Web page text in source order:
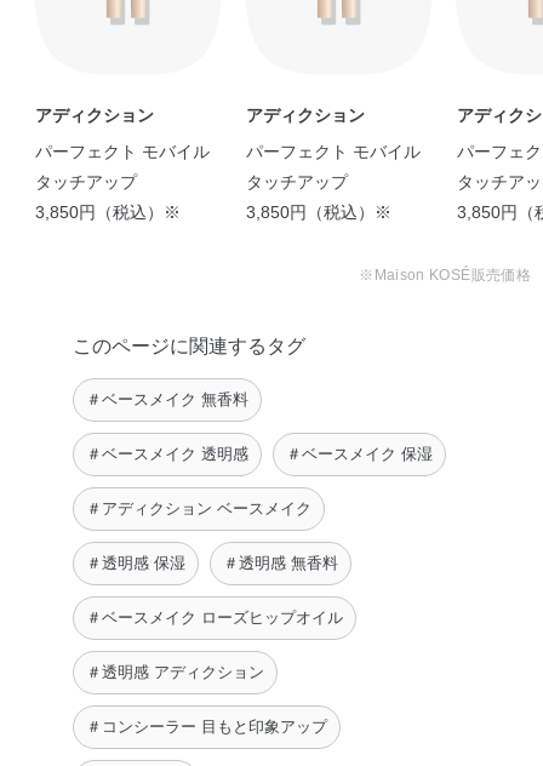
ク・トリエトキシカプリリルシラン・トリプロピレングリ
化チタン・酸化鉄
アディクション
パーフェクト モバイル
タッチアップ
3,850円（税込）※
アディクション
パーフェクト モバイル
タッチアップ
3,850円（税込）※
アディク
パーフェ
タッチア
3,850円（
※Maison KOSÉ販売価格
このページに関連するタグ
＃ベースメイク 無香料
＃ベースメイク 透明感 ＃ベースメイク 保湿
＃アディクション ベースメイク
＃透明感 保湿 ＃透明感 無香料
＃ベースメイク ローズヒップオイル
＃透明感 アディクション
＃コンシーラー 目もと印象アップ